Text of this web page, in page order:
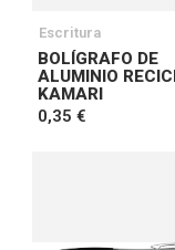
Escritura
BOLÍGRAFO DE
ALUMINIO
KAMARI
0,35 €